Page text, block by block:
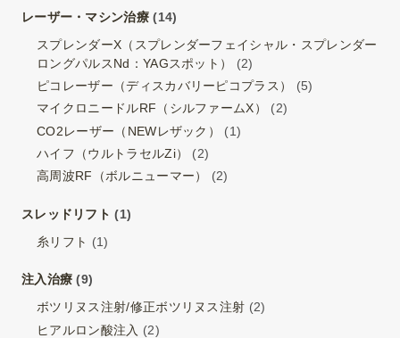
レーザー・マシン治療 (14)
スプレンダーX（スプレンダーフェイシャル・スプレンダー
ロングパルスNd：YAGスポット）
(2)
ピコレーザー（ディスカバリーピコプラス）
(5)
マイクロニードルRF（シルファームX）
(2)
CO2レーザー（NEWレザック）
(1)
ハイフ（ウルトラセルZi）
(2)
高周波RF（ボルニューマー）
(2)
スレッドリフト (1)
糸リフト (1)
注入治療 (9)
ボツリヌス注射/修正ボツリヌス注射 (2)
ヒアルロン酸注入 (2)